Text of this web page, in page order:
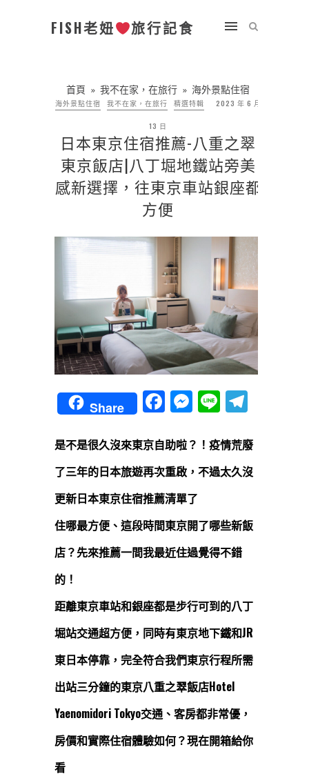
FISH老妞 旅行記食
首頁 » 我不在家，在旅行 » 海外景點住宿
海外景點住宿
我不在家，在旅行 精選特輯 2023 年 6 月
13 日
日本東京住宿推薦-八重之翠
東京飯店|八丁堀地鐵站旁美
感新選擇，往東京車站銀座都
方便
Share Facebook
Messenger
Line
是不是很久沒來東京自助啦？！疫情荒廢
了三年的日本旅遊再次重啟，不過太久沒
更新日本東京住宿推薦清單了
住哪最方便、這段時間東京開了哪些新飯
店？先來推薦一間我最近住過覺得不錯
的！
距離東京車站和銀座都是步行可到的八丁
堀站交通超方便，同時有東京地下鐵和JR
東日本停靠，完全符合我們東京行程所需
出站三分鐘的東京八重之翠飯店Hotel
Yaenomidori Tokyo交通、客房都非常優，
房價和實際住宿體驗如何？現在開箱給你
看